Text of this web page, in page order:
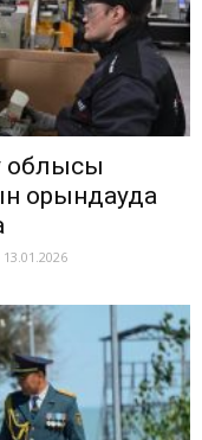
облысы
орындауда
13.01.2026